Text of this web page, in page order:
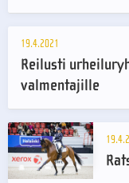
19.4.2021
Reilusti
valmentajille